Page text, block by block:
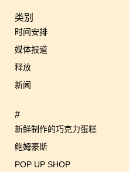
航
类别
时间安排
媒体报道
释放
新闻
#
新鲜制作的巧克力蛋糕
鲍姆豪斯
POP UP SHOP